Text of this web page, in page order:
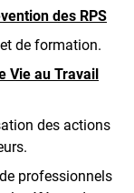
des RPS
de formation.
Vie au Travail
des actions
professionnels